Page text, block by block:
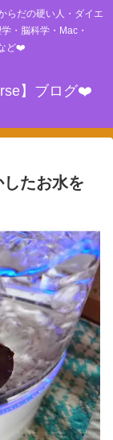
らだの硬い人・ダイエ
・脳科学・Mac・
ど❤️
】ブログ❤️
たお水を